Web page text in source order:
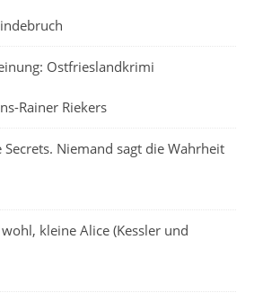
Ostfrieslandkrimi
Rainer Riekers
Secrets. Niemand sagt die Wahrheit
kleine Alice (Kessler und